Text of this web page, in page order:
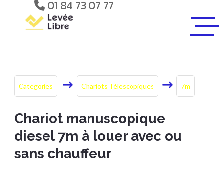
01 84 73 07 77
Categories Chariots Télescopiques 7m
Chariot manuscopique
diesel 7m à louer avec ou
sans chauffeur